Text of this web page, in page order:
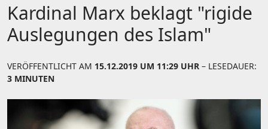
Kardinal Marx beklagt "rigide
Auslegungen des Islam"
VERÖFFENTLICHT AM 15.12.2019 UM 11:29 UHR – LESEDAUER:
3 MINUTEN